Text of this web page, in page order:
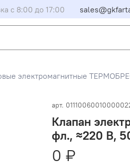
с 8:00 до 17:00
электромагнитные
арт.
Клапан
фл., ≈220 В,
0 ₽